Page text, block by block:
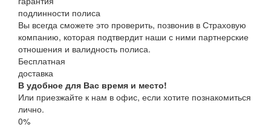
подлинности полиса
Вы всегда сможете это проверить, позвонив в Страховую
компанию, которая подтвердит наши с ними партнерские
отношения и валидность полиса.
Бесплатная
доставка
В удобное для Вас время и место!
Или приезжайте к нам в офис, если хотите познакомиться
лично.
0%